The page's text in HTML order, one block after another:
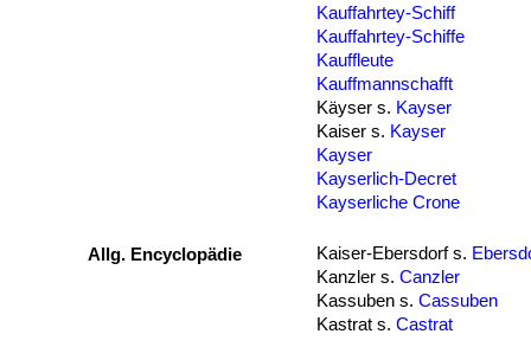
Kauffahrtey-Schiff
Kauffahrtey-Schiffe
Kauffleute
Kauffmannschafft
Käyser s. Kayser
Kaiser s. Kayser
Kayser
Kayserlich-Decret
Kayserliche Crone
Allg. Encyclopädie Kaiser-Ebersdorf s.
Kanzler s. Canzler
Kassuben s. Cassuben
Kastrat s. Castrat